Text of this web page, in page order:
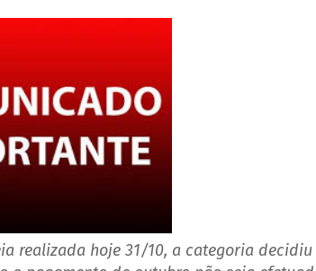
realizada hoje 31/10, a categoria